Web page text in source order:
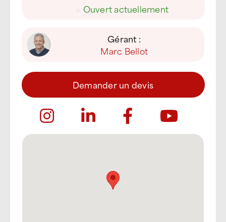
Ouvert actuellement
Gérant :
Marc Bellot
Demander un devis